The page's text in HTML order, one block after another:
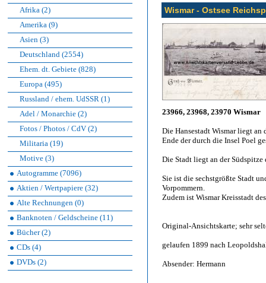
Afrika (2)
Amerika (9)
Asien (3)
Deutschland (2554)
Ehem. dt. Gebiete (828)
Europa (495)
Russland / ehem. UdSSR (1)
Adel / Monarchie (2)
Fotos / Photos / CdV (2)
Militaria (19)
Motive (3)
Autogramme (7096)
Aktien / Wertpapiere (32)
Alte Rechnungen (0)
Banknoten / Geldscheine (11)
Bücher (2)
CDs (4)
DVDs (2)
Wismar - Ostsee
23966, 23968, 23970 Wismar
Die Hansestadt Wismar liegt an
Ende der durch die Insel Poel
Die Stadt liegt an der Südspitze
Sie ist die sechstgrößte Stadt
Vorpommern.
Zudem ist Wismar Kreisstadt
Original-Ansichtskarte; sehr
gelaufen 1899 nach
Absender: Hermann